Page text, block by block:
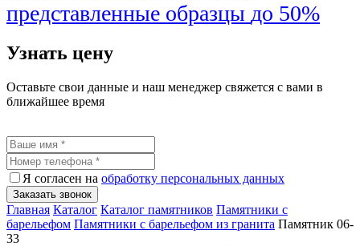
представленные образцы до 50%
Узнать цену
Оставьте свои данные и наш менеджер свяжется с вами в
ближайшее время
Я согласен на обработку персональных данных
Заказать звонок
Главная Каталог Каталог памятников Памятники с
барельефом Памятники с барельефом из гранита Памятник 06-
33